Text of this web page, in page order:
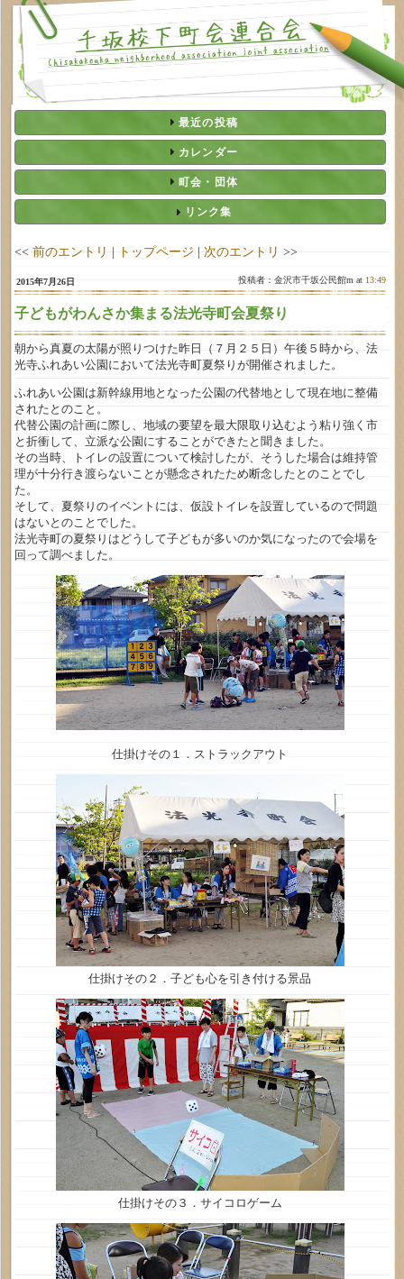
最近の投稿
カレンダー
町会・団体
リンク集
<< 前のエントリ | トップページ | 次のエントリ >>
2015年7月26日 投稿者：金沢市千坂公民館m at 13:49
子どもがわんさか集まる法光寺町会夏祭り
朝から真夏の太陽が照りつけた昨日（７月２５日）午後５時から、法
光寺ふれあい公園において法光寺町夏祭りが開催されました。
ふれあい公園は新幹線用地となった公園の代替地として現在地に整備
されたとのこと。
代替公園の計画に際し、地域の要望を最大限取り込むよう粘り強く市
と折衝して、立派な公園にすることができたと聞きました。
その当時、トイレの設置について検討したが、そうした場合は維持管
理が十分行き渡らないことが懸念されたため断念したとのことでし
た。
そして、夏祭りのイベントには、仮設トイレを設置しているので問題
はないとのことでした。
法光寺町の夏祭りはどうして子どもが多いのか気になったので会場を
回って調べました。
仕掛けその１．ストラックアウト
仕掛けその２．子ども心を引き付ける景品
仕掛けその３．サイコロゲーム